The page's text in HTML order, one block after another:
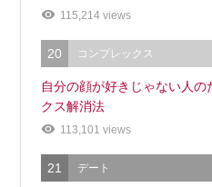
115,214 views
20 コンプレックス
自分の顔が好きじゃない人の
クス解消法
113,101 views
21 デート